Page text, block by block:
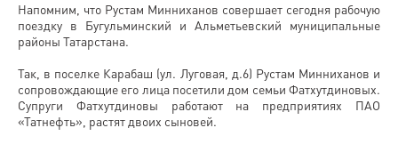
Напомним, что Рустам Минниханов совершает сегодня рабочую
поездку в Бугульминский и Альметьевский муниципальные
районы Татарстана.
Так, в поселке Карабаш (ул. Луговая, д.6) Рустам Минниханов и
сопровождающие его лица посетили дом семьи Фатхутдиновых.
Супруги Фатхутдиновы работают на предприятиях ПАО
«Татнефть», растят двоих сыновей.